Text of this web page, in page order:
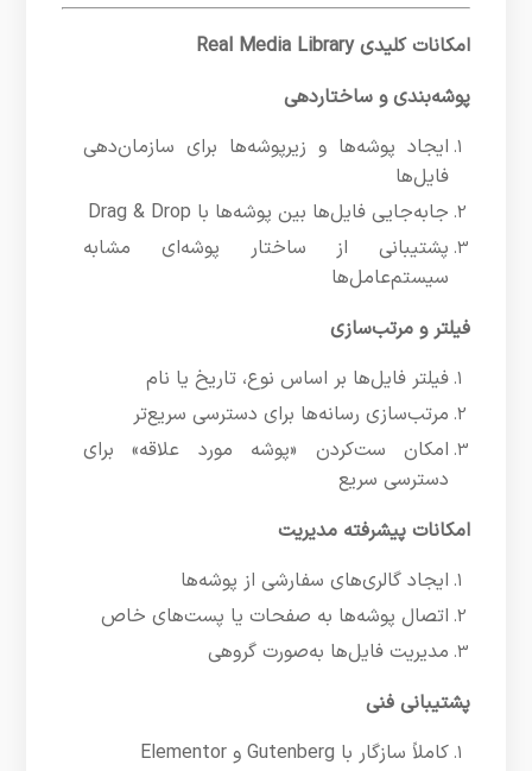
امکانات کلیدی Real Media Library
پوشه‌بندی و ساختاردهی
ایجاد پوشه‌ها و زیرپوشه‌ها برای سازمان‌دهی
فایل‌ها
جابه‌جایی فایل‌ها بین پوشه‌ها با Drag & Drop
پشتیبانی از ساختار پوشه‌ای مشابه
سیستم‌عامل‌ها
فیلتر و مرتب‌سازی
فیلتر فایل‌ها بر اساس نوع، تاریخ یا نام
مرتب‌سازی رسانه‌ها برای دسترسی سریع‌تر
امکان ست‌کردن «پوشه مورد علاقه» برای
دسترسی سریع
امکانات پیشرفته مدیریت
ایجاد گالری‌های سفارشی از پوشه‌ها
اتصال پوشه‌ها به صفحات یا پست‌های خاص
مدیریت فایل‌ها به‌صورت گروهی
پشتیبانی فنی
کاملاً سازگار با Gutenberg و Elementor